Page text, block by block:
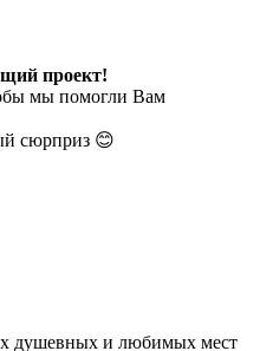
проект!
мы помогли Вам
сюрприз 😊
душевных и любимых мест